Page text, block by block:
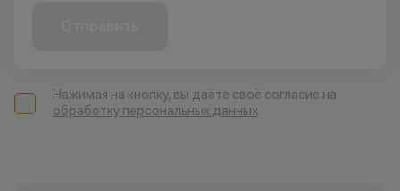
Нажимая на кнопку, вы даёте своё согласие на
обработку персональных данных